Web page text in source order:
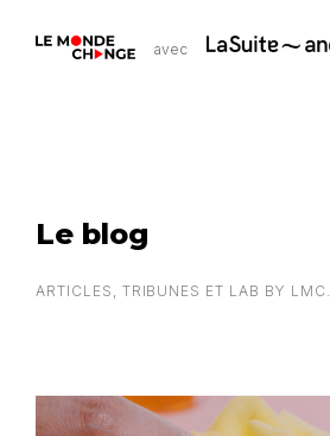
avec
Le blog
ARTICLES, TRIBUNES ET LAB BY LMC.